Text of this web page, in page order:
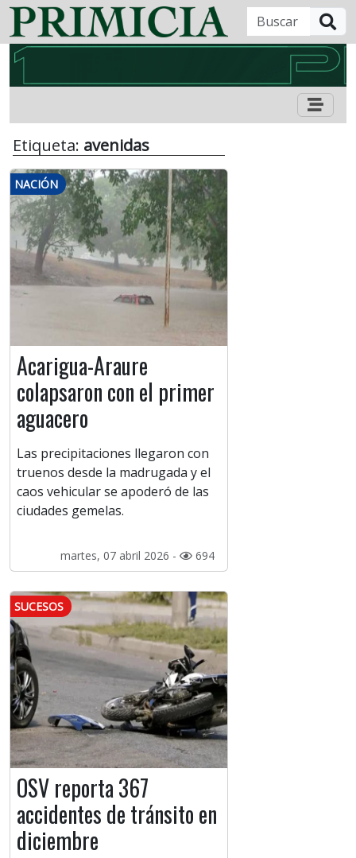
Etiqueta: avenidas
NACIÓN
Acarigua-Araure
colapsaron con el primer
aguacero
Las precipitaciones llegaron con
truenos desde la madrugada y el
caos vehicular se apoderó de las
ciudades gemelas.
martes, 07 abril 2026 - 694
SUCESOS
OSV reporta 367
accidentes de tránsito en
diciembre